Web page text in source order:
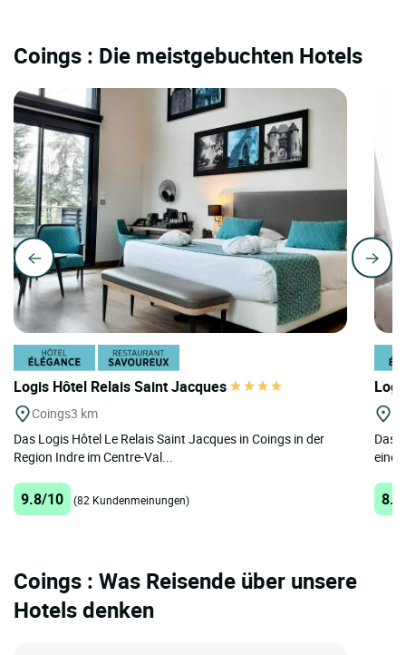
Coings : Die meistgebuchten Hotels
Logis Hôtel Relais Saint Jacques
Coings3 km
Das Logis Hôtel Le Relais Saint Jacques in Coings in der
Region Indre im Centre-Val...
9.8/10 (82 Kundenmeinungen)
Das
einer
Coings : Was Reisende über unsere
Hotels denken